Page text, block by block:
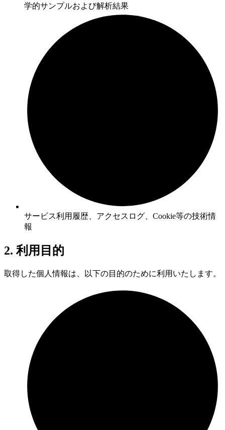
学的サンプルおよび解析結果
サービス利用履歴、アクセスログ、Cookie等の技術情
報
2. 利用目的
取得した個人情報は、以下の目的のために利用いたします。